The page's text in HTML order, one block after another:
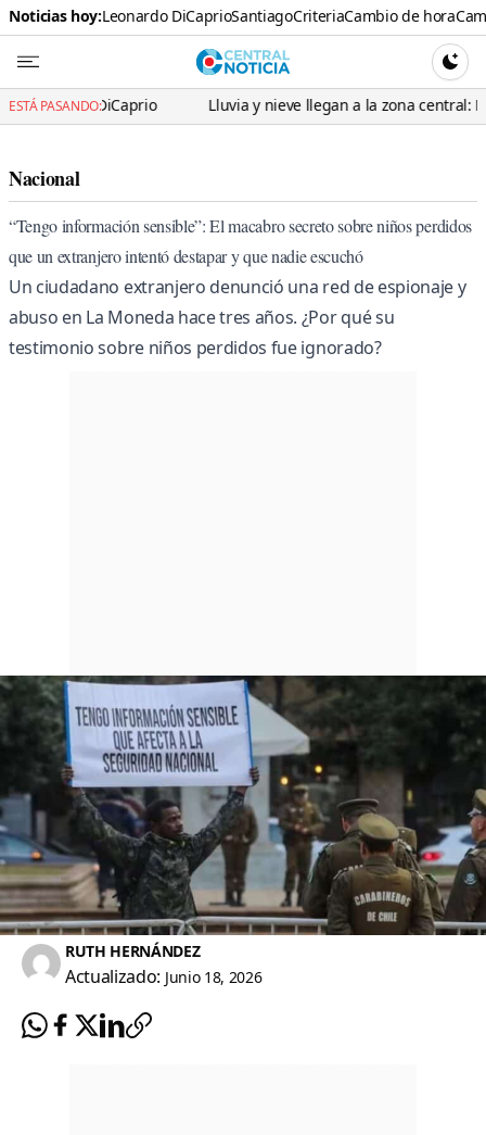
Noticias hoy:Leonardo DiCaprioSantiagoCriteriaCambio de hora
Central
ESTÁ PASANDO:
DiCaprio Lluvia y nieve llegan a la zona central:
Nacional
“Tengo información sensible”: El macabro secreto sobre niños perdidos
que un extranjero intentó destapar y que nadie escuchó
Un ciudadano extranjero denunció una red de espionaje y
abuso en La Moneda hace tres años. ¿Por qué su
testimonio sobre niños perdidos fue ignorado?
RUTH HERNÁNDEZ
Actualizado: Junio 18, 2026